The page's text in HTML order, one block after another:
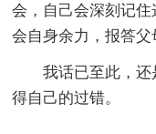
会，自己会深刻记
会自身余力，报答父
我话已至此，
得自己的过错。